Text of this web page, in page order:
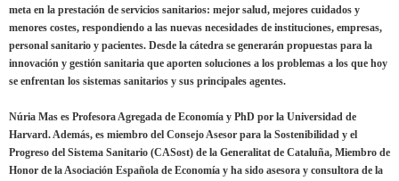
meta en la prestación de servicios sanitarios: mejor salud, mejores cuidados y
menores costes, respondiendo a las nuevas necesidades de instituciones, empresas,
personal sanitario y pacientes. Desde la cátedra se generarán propuestas para la
innovación y gestión sanitaria que aporten soluciones a los problemas a los que hoy
se enfrentan los sistemas sanitarios y sus principales agentes.
Núria Mas es Profesora Agregada de Economía y PhD por la Universidad de
Harvard. Además, es miembro del Consejo Asesor para la Sostenibilidad y el
Progreso del Sistema Sanitario (CASost) de la Generalitat de Cataluña, Miembro de
Honor de la Asociación Española de Economía y ha sido asesora y consultora de la